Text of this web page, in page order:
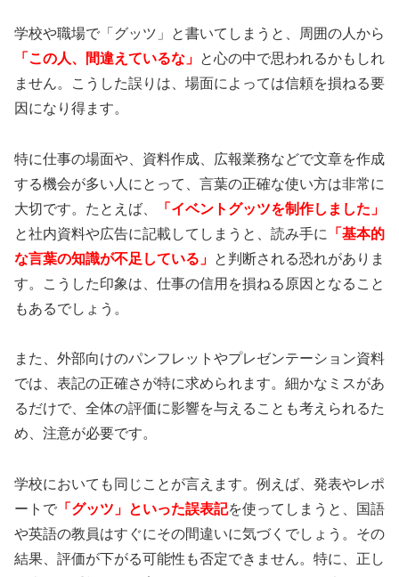
学校や職場で「グッツ」と書いてしまうと、周囲の人から
「この人、間違えているな」 と心の中で思われるかもしれ
ません。こうした誤りは、場面によっては信頼を損ねる要
因になり得ます。
特に仕事の場面や、資料作成、広報業務などで文章を作成
する機会が多い人にとって、言葉の正確な使い方は非常に
大切です。たとえば、
「イベントグッツを制作しました」
と社内資料や広告に記載してしまうと、読み手に
「基本的
な言葉の知識が不足している」 と判断される恐れがありま
す。こうした印象は、仕事の信用を損ねる原因となること
もあるでしょう。
また、外部向けのパンフレットやプレゼンテーション資料
では、表記の正確さが特に求められます。細かなミスがあ
るだけで、全体の評価に影響を与えることも考えられるた
め、注意が必要です。
学校においても同じことが言えます。例えば、発表やレポ
ートで 「グッツ」といった誤表記を使ってしまうと、国語
や英語の教員はすぐにその間違いに気づくでしょう。その
結果、評価が下がる可能性も否定できません。特に、正し